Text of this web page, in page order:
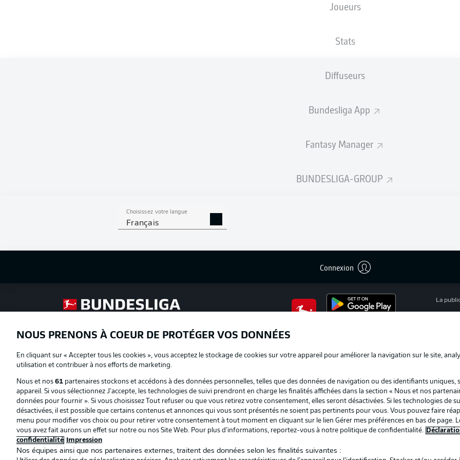
Joueurs
Stats
Diffuseurs
Bundesliga App
Fantasy Manager
BUNDESLIGA-GROUP
Choisissez votre langue
Français
Connexion
Publicité
La
NOUS PRENONS À COEUR DE PROTÉGER VOS DONNÉES
En cliquant sur « Accepter tous les cookies », vous acceptez le stockage de cookies sur votre appareil pour améliorer la navigation sur le site,
utilisation et contribuer à nos efforts de marketing.
Nous et nos 61 partenaires stockons et accédons à des données personnelles, telles que des données de navigation ou des identifiants uniques,
appareil. Si vous sélectionnez J'accepte, les technologies de suivi prendront en charge les finalités affichées dans la section « Nous et nos
données pour fournir ». Si vous choisissez Tout refuser ou que vous retirez votre consentement, elles seront désactivées. Si les technologies de
désactivées, il est possible que certains contenus et annonces qui vous sont présentés ne soient pas pertinents pour vous. Vous pouvez faire
menu pour modifier vos choix ou pour retirer votre consentement à tout moment en cliquant sur le lien Gérer mes préférences en bas de page.
vous avez fait aurons un effet sur notre ou nos Site Web. Pour plus d’informations, reportez-vous à notre politique de confidentialité.
confidentialité
Impression
Nos équipes ainsi que nos partenaires externes, traitent des données selon les finalités suivantes :